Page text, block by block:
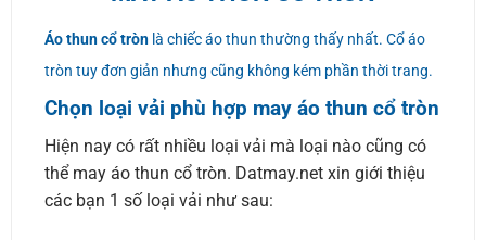
Áo thun cổ trònlà chiếc áo thun thường thấy nhất. Cổ áo
tròn tuy đơn giản nhưng cũng không kém phần thời trang.
Chọn loại vải phù hợp may áo thun cổ tròn
Hiện nay có rất nhiều loại vải mà loại nào cũng có
thể may áo thun cổ tròn. Datmay.net xin giới thiệu
các bạn 1 số loại vải như sau: